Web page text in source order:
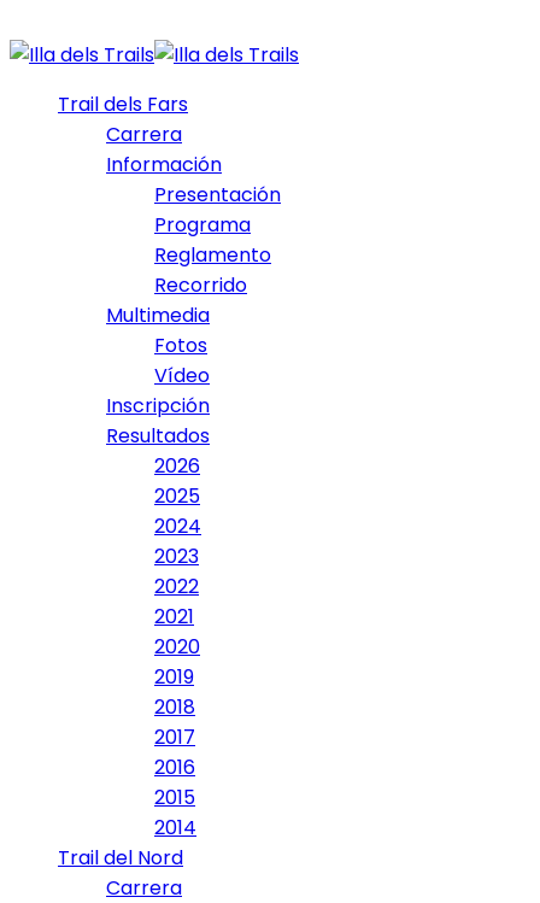
Trail dels Fars
Carrera
Información
Presentación
Programa
Reglamento
Recorrido
Multimedia
Fotos
Vídeo
Inscripción
Resultados
2026
2025
2024
2023
2022
2021
2020
2019
2018
2017
2016
2015
2014
Trail del Nord
Carrera